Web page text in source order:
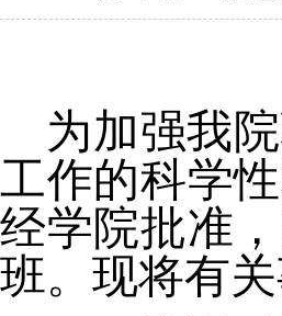
为加强我
工作的科学
经学院批准
班。现将有